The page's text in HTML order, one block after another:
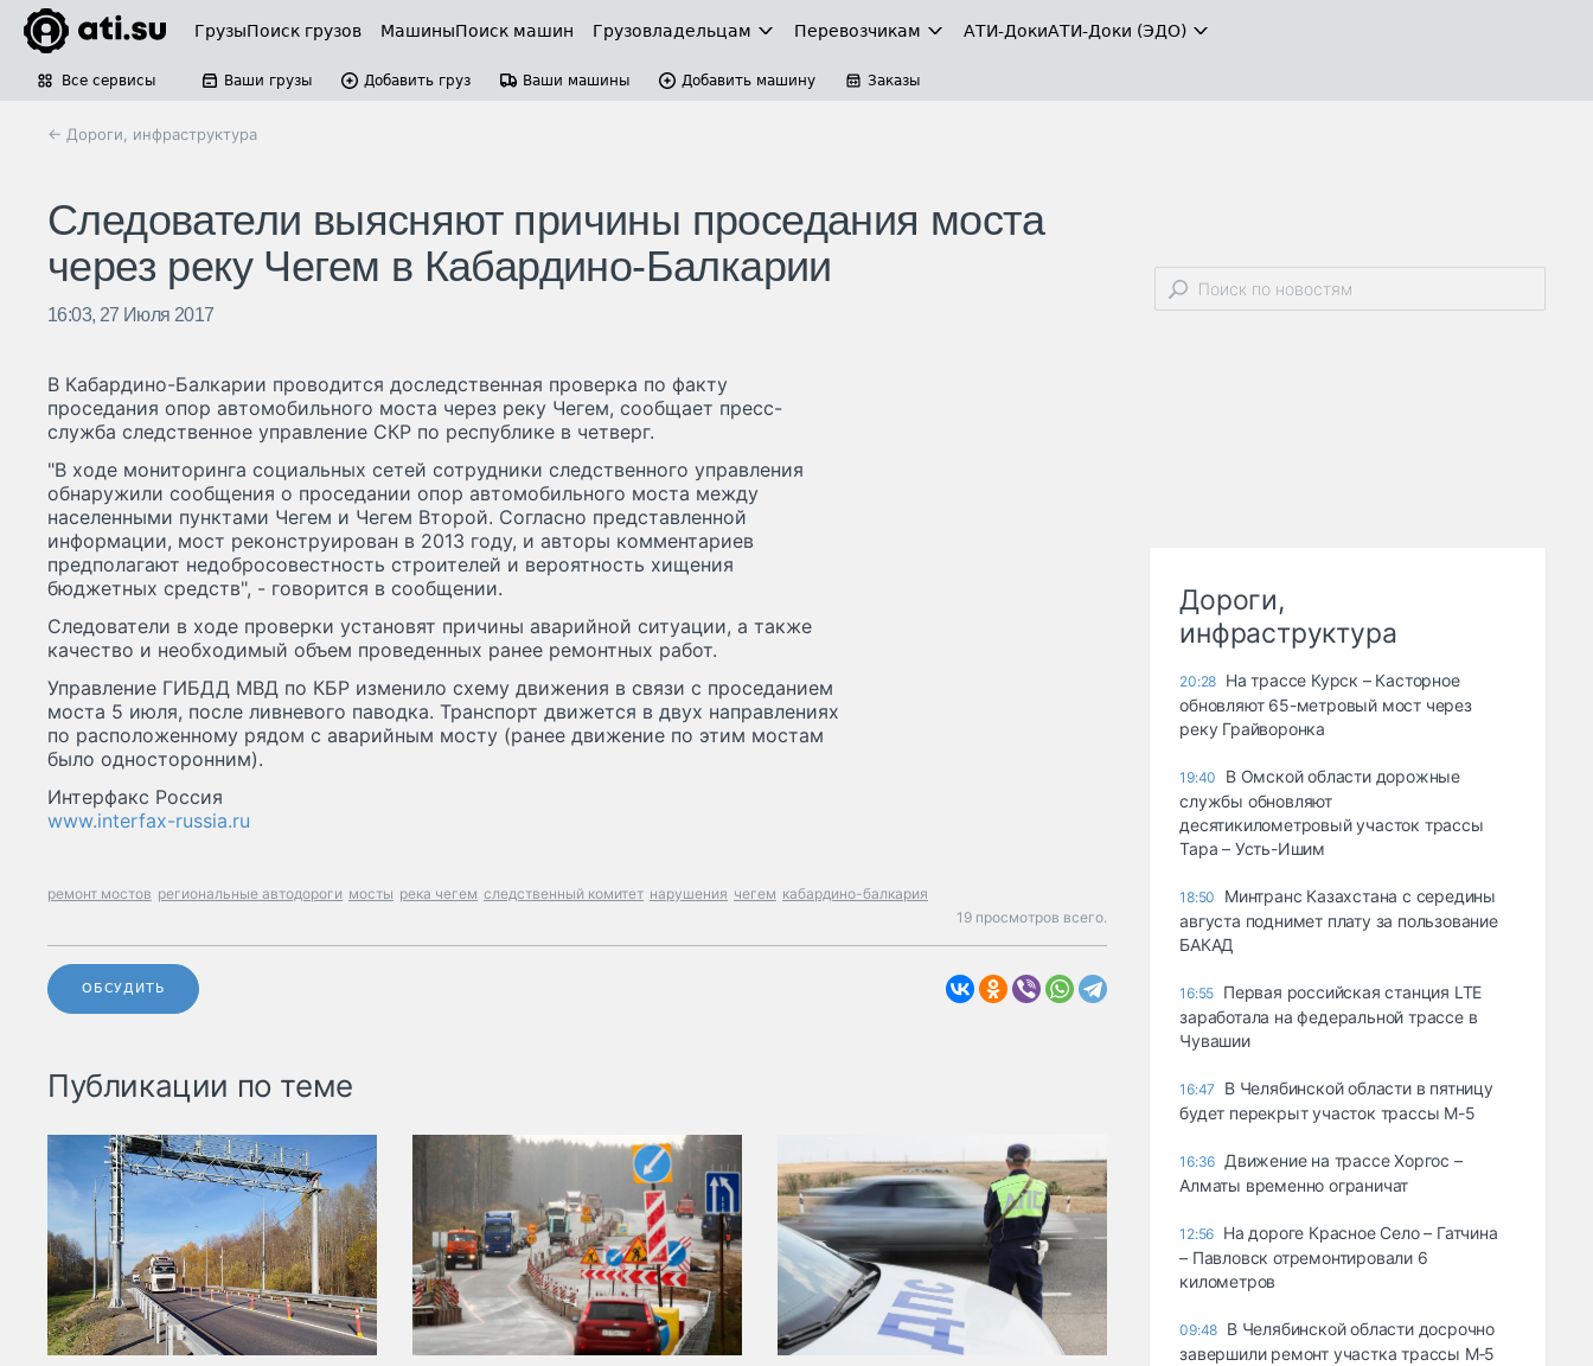
ГрузыПоиск грузов МашиныПоиск машин Грузовладельцам Перевозчикам АТИ-ДокиАТИ-Доки (ЭДО)
Все сервисы Ваши грузы Добавить груз Ваши машины Добавить машину Заказы
← Дороги, инфраструктура
Следователи выясняют причины проседания моста
через реку Чегем в Кабардино-Балкарии
16:03, 27 Июля 2017
В Кабардино-Балкарии проводится доследственная проверка по факту
проседания опор автомобильного моста через реку Чегем, сообщает пресс-
служба следственное управление СКР по республике в четверг.
"В ходе мониторинга социальных сетей сотрудники следственного управления
обнаружили сообщения о проседании опор автомобильного моста между
населенными пунктами Чегем и Чегем Второй. Согласно представленной
информации, мост реконструирован в 2013 году, и авторы комментариев
предполагают недобросовестность строителей и вероятность хищения
бюджетных средств", - говорится в сообщении.
Следователи в ходе проверки установят причины аварийной ситуации, а также
качество и необходимый объем проведенных ранее ремонтных работ.
Управление ГИБДД МВД по КБР изменило схему движения в связи с проседанием
моста 5 июля, после ливневого паводка. Транспорт движется в двух направлениях
по расположенному рядом с аварийным мосту (ранее движение по этим мостам
было односторонним).
Интерфакс Россия
www.interfax-russia.ru
ремонт мостов региональные автодороги мосты река чегем следственный комитет нарушения чегем кабардино-балкария
19 просмотров всего.
ОБСУДИТЬ
Публикации по теме
Дороги,
инфраструктура
20:28 На трассе Курск – Касторное
обновляют 65-метровый мост через
реку Грайворонка
19:40
В Омской области дорожные
службы обновляют
десятикилометровый участок трассы
Тара – Усть-Ишим
18:50
Минтранс Казахстана с середины
августа поднимет плату за пользование
БАКАД
16:55 Первая российская станция LTE
заработала на федеральной трассе в
Чувашии
16:47
В Челябинской области в пятницу
будет перекрыт участок трассы М-5
16:36 Движение на трассе Хоргос –
Алматы временно ограничат
12:56 На дороге Красное Село – Гатчина
– Павловск отремонтировали 6
километров
09:48 В Челябинской области досрочно
завершили ремонт участка трассы М‑5